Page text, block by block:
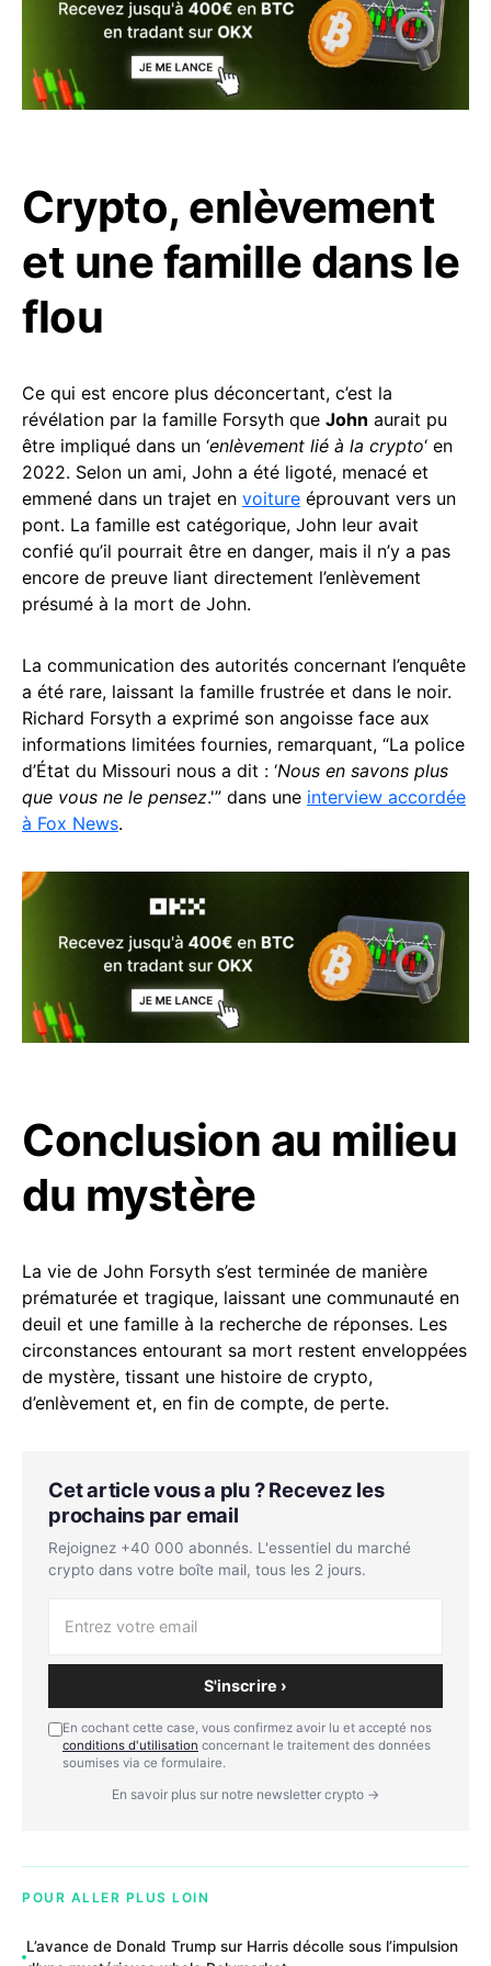
Crypto, enlèvement
et une famille dans le
flou
Ce qui est encore plus déconcertant, c’est la
révélation par la famille Forsyth que John aurait pu
être impliqué dans un ‘enlèvement lié à la crypto‘ en
2022. Selon un ami, John a été ligoté, menacé et
emmené dans un trajet en voiture éprouvant vers un
pont. La famille est catégorique, John leur avait
confié qu’il pourrait être en danger, mais il n’y a pas
encore de preuve liant directement l’enlèvement
présumé à la mort de John.
La communication des autorités concernant l’enquête
a été rare, laissant la famille frustrée et dans le noir.
Richard Forsyth a exprimé son angoisse face aux
informations limitées fournies, remarquant, “La police
d’État du Missouri nous a dit : ‘Nous en savons plus
que vous ne le pensez.'” dans une interview accordée
à Fox News.
Conclusion au milieu
du mystère
La vie de John Forsyth s’est terminée de manière
prématurée et tragique, laissant une communauté en
deuil et une famille à la recherche de réponses. Les
circonstances entourant sa mort restent enveloppées
de mystère, tissant une histoire de crypto,
d’enlèvement et, en fin de compte, de perte.
Cet article vous a plu ? Recevez les
prochains par email
Rejoignez +40 000 abonnés. L'essentiel du marché
crypto dans votre boîte mail, tous les 2 jours.
S'inscrire ›
En cochant cette case, vous confirmez avoir lu et accepté nos
conditions d'utilisation concernant le traitement des données
soumises via ce formulaire.
En savoir plus sur notre newsletter crypto →
POUR ALLER PLUS LOIN
L’avance de Donald Trump sur Harris décolle sous l’impulsion